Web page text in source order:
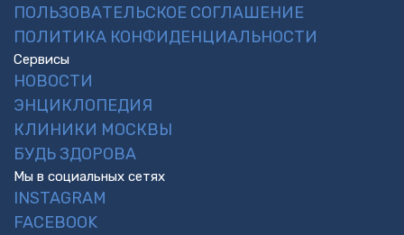
ПОЛЬЗОВАТЕЛЬСКОЕ СОГЛАШЕНИЕ
ПОЛИТИКА КОНФИДЕНЦИАЛЬНОСТИ
Сервисы
НОВОСТИ
ЭНЦИКЛОПЕДИЯ
КЛИНИКИ МОСКВЫ
БУДЬ ЗДОРОВА
Мы в социальных сетях
INSTAGRAM
FACEBOOK